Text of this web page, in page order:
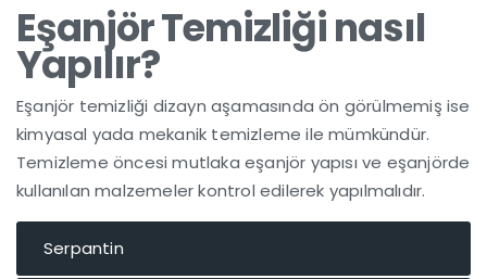
Eşanjör Temizliği nasıl
Yapılır?
Eşanjör temizliği dizayn aşamasında ön görülmemiş ise
kimyasal yada mekanik temizleme ile mümkündür.
Temizleme öncesi mutlaka eşanjör yapısı ve eşanjörde
kullanılan malzemeler kontrol edilerek yapılmalıdır.
Serpantin